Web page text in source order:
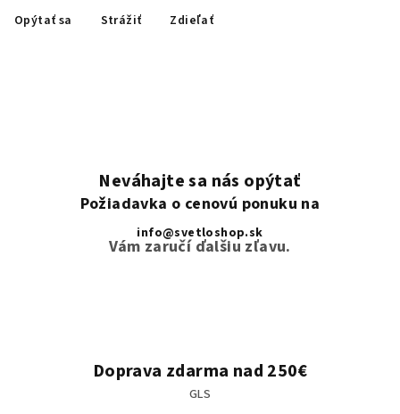
Opýtať sa Strážiť Zdieľať
Neváhajte sa nás opýtať
Požiadavka o cenovú ponuku na
info@svetloshop.sk
Vám zaručí ďalšiu zľavu.
Doprava zdarma nad 250€
GLS